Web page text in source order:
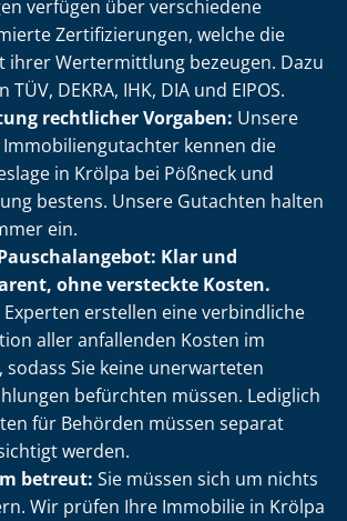
verfügen über verschiedene
Zer­ti­fi­zie­run­gen, welche die
ihrer Wertermittlung bezeugen. Dazu
TÜV, DEKRA, IHK, DIA und EIPOS.
rechtlicher Vorgaben: Unsere
Im­mo­bi­li­en­gut­ach­ter kennen die
in Krölpa bei Pößneck und
bestens. Unsere Gutachten halten
ein.
Klar und
ohne versteckte Kosten.
Experten erstellen eine verbindliche
aller anfallenden Kosten im
sodass Sie keine unerwarteten
befürchten müssen. Lediglich
für Behörden müssen separat
werden.
betreut: Sie müssen sich um nichts
Wir prüfen Ihre Immobilie in Krölpa